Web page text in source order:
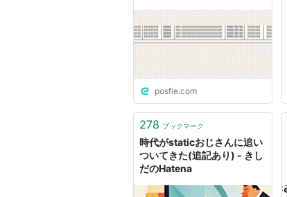
posfie.com
278 ブックマーク
時代がstaticおじさんに追い
ついてきた(追記あり) - きし
だのHatena